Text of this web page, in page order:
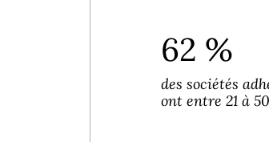
62 %
des sociétés
ont entre 21 à